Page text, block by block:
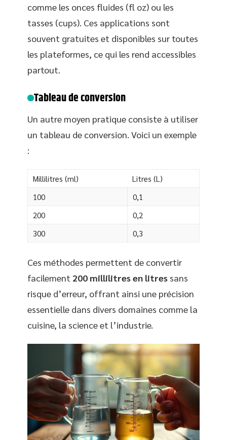
comme les onces fluides (fl oz) ou les
tasses (cups). Ces applications sont
souvent gratuites et disponibles sur toutes
les plateformes, ce qui les rend accessibles
partout.
Tableau de conversion
Un autre moyen pratique consiste à utiliser
un tableau de conversion. Voici un exemple
:
Millilitres (ml)
Litres (L)
100
0,1
200
0,2
300
0,3
Ces méthodes permettent de convertir
facilement 200 millilitres en litres sans
risque d’erreur, offrant ainsi une précision
essentielle dans divers domaines comme la
cuisine, la science et l’industrie.